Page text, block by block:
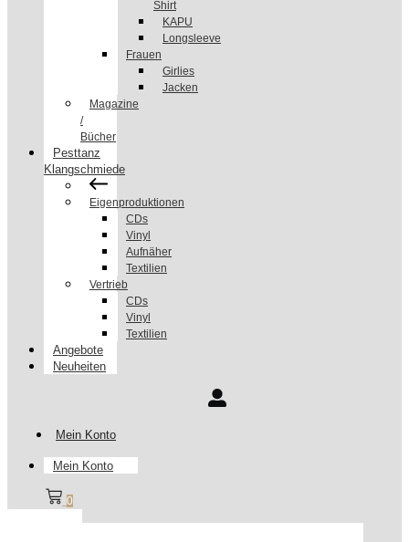
Shirt
KAPU
Longsleeve
Frauen
Girlies
Jacken
Magazine
/
Bücher
Pesttanz
Klangschmiede
Eigenproduktionen
CDs
Vinyl
Aufnäher
Textilien
Vertrieb
CDs
Vinyl
Textilien
Angebote
Neuheiten
Mein Konto
Mein Konto
0